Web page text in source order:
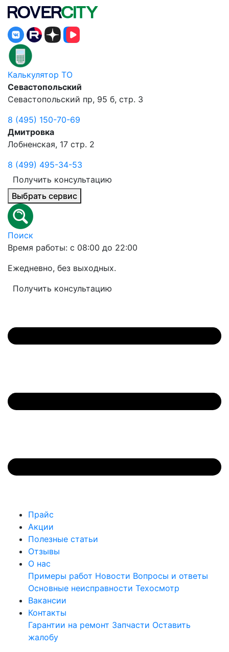
Калькулятор ТО
Севастопольский
Севастопольский пр, 95 б, стр. 3
8 (495) 150-70-69
Дмитровка
Лобненская, 17 стр. 2
8 (499) 495-34-53
Получить консультацию
Выбрать сервис
Поиск
Время работы: с 08:00 до 22:00
Ежедневно, без выходных.
Получить консультацию
Прайс
Акции
Полезные статьи
Отзывы
О нас
Примеры работ Новости Вопросы и ответы
Основные неисправности Техосмотр
Вакансии
Контакты
Гарантии на ремонт Запчасти Оставить
жалобу